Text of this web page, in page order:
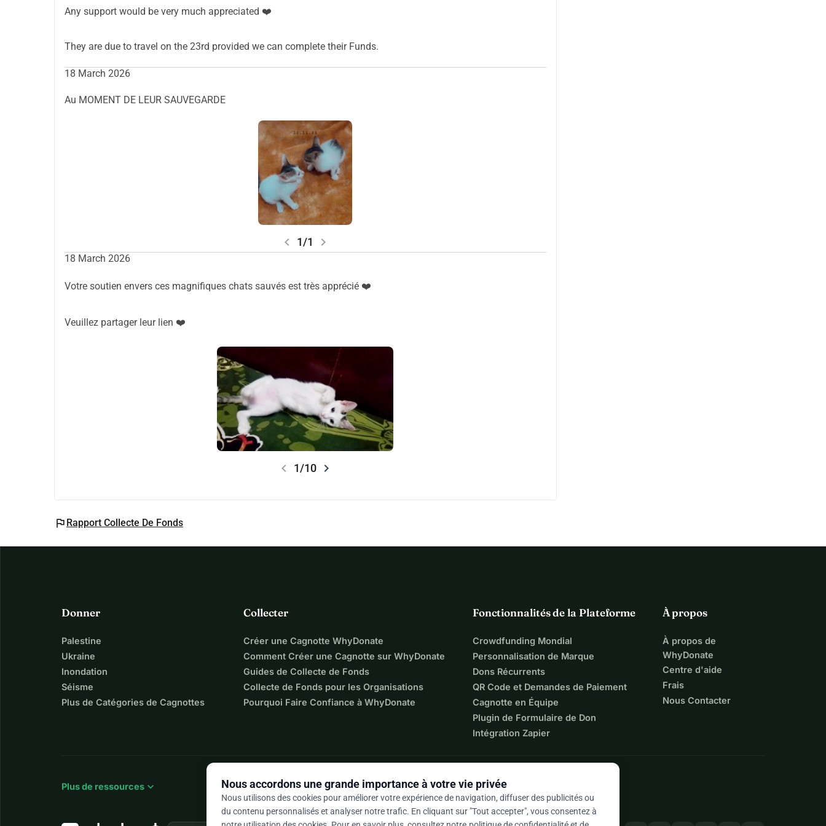
Any support would be very much appreciated ❤️
They are due to travel on the 23rd provided we can complete their Funds.
18 March 2026
Au MOMENT DE LEUR SAUVEGARDE
chevron_left 1/1 chevron_right
18 March 2026
Votre soutien envers ces magnifiques chats sauvés est très apprécié ❤️
Veuillez partager leur lien ❤️
chevron_left 1/10 chevron_right
flag Rapport Collecte De Fonds
Donner
Palestine
Ukraine
Inondation
Séisme
Plus de Catégories de Cagnottes
Collecter
Créer une Cagnotte WhyDonate
Comment Créer une Cagnotte sur WhyDonate
Guides de Collecte de Fonds
Collecte de Fonds pour les Organisations
Pourquoi Faire Confiance à WhyDonate
Fonctionnalités de la Plateforme
Crowdfunding Mondial
Personnalisation de Marque
Dons Récurrents
QR Code et Demandes de Paiement
Cagnotte en Équipe
Plugin de Formulaire de Don
Intégration Zapier
À propos
À propos de
WhyDonate
Centre d'aide
Frais
Nous Contacter
Plus de ressources expand_more Nous accordons une grande importance à votre vie privée
Nous utilisons des cookies pour améliorer votre expérience de navigation, diffuser des publicités ou
du contenu personnalisés et analyser notre trafic. En cliquant sur "Tout accepter", vous consentez à